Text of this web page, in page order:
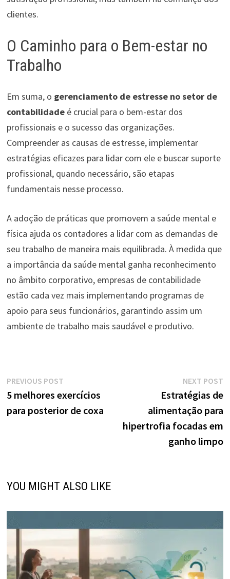
clientes.
O Caminho para o Bem-estar no
Trabalho
Em suma, o gerenciamento de estresse no setor de
contabilidadeé crucial para o bem-estar dos
profissionais e o sucesso das organizações.
Compreender as causas de estresse, implementar
estratégias eficazes para lidar com ele e buscar suporte
profissional, quando necessário, são etapas
fundamentais nesse processo.
A adoção de práticas que promovem a saúde mental e
física ajuda os contadores a lidar com as demandas de
seu trabalho de maneira mais equilibrada. À medida que
a importância da saúde mental ganha reconhecimento
no âmbito corporativo, empresas de contabilidade
estão cada vez mais implementando programas de
apoio para seus funcionários, garantindo assim um
ambiente de trabalho mais saudável e produtivo.
Navegação
de
Post
PREVIOUS POSTPrevious
post:
5 melhores exercícios
para posterior de coxa
NEXT POST
Estratégias de
alimentação para
hipertrofia focadas em
ganho limpo
YOU MIGHT ALSO LIKE